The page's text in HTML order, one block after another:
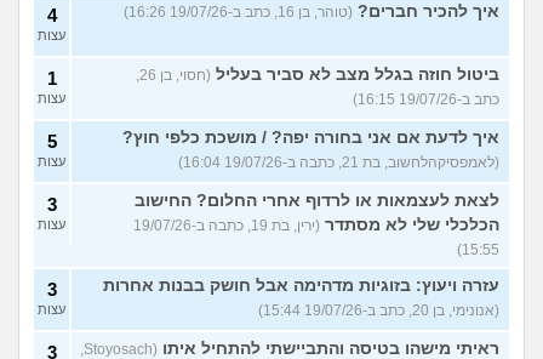
איך להכיר חברים? (טוהר, בן 16, כתב ב-19/07/26 16:26) 4
עצות
ביטול חוזה בגלל מצב לא סביר בעליל
כתב ב-19/07/26 16:15)
1
עצות
איך לדעת אם אני בחורה יפה? / מושכת כלפי חוץ?
(לאמפסיקהלחשוב, בת 21, כתבה ב-19/07/26 16:04)
5
עצות
לצאת לעצמאות או לרדוף אחרי החלום? החישוב
הכלכלי שלי לא מסתדר
(ירין, בת 19, כתבה ב-19/07/26
15:55)
3
עצות
עזרה ויעוץ: בזוגיות מדהימה אבל חושק בבנות אחרות
(אנונימי, בן 20, כתב ב-19/07/26 15:44)
3
עצות
ראיתי מישהו בטיסה והתביישתי להתחיל איתו 3